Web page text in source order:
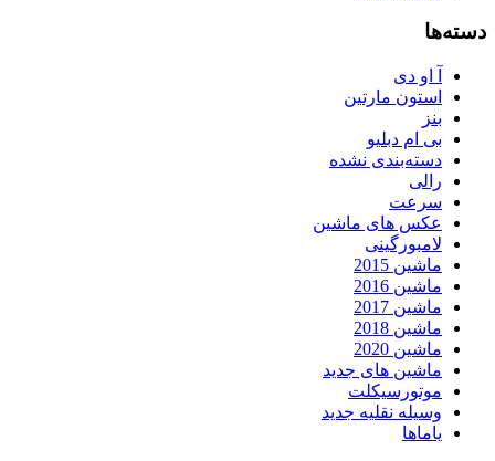
دسته‌ها
آ او دی
استون مارتین
بنز
بی ام دبلیو
دسته‌بندی نشده
رالی
سرعت
عکس های ماشین
لامبورگینی
ماشین 2015
ماشین 2016
ماشین 2017
ماشین 2018
ماشین 2020
ماشین های جدید
موتورسیکلت
وسیله نقلیه جدید
یاماها